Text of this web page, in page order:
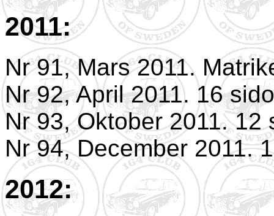
2011:
Nr 91, Mars 2011.
Nr 92, April 2011. 16
Nr 93, Oktober 2011. 12
Nr 94, December 2011.
2012: